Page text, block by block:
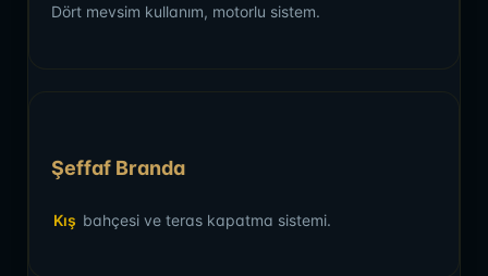
Dört mevsim kullanım, motorlu sistem.
Şeffaf Branda
Kış bahçesi ve teras kapatma sistemi.